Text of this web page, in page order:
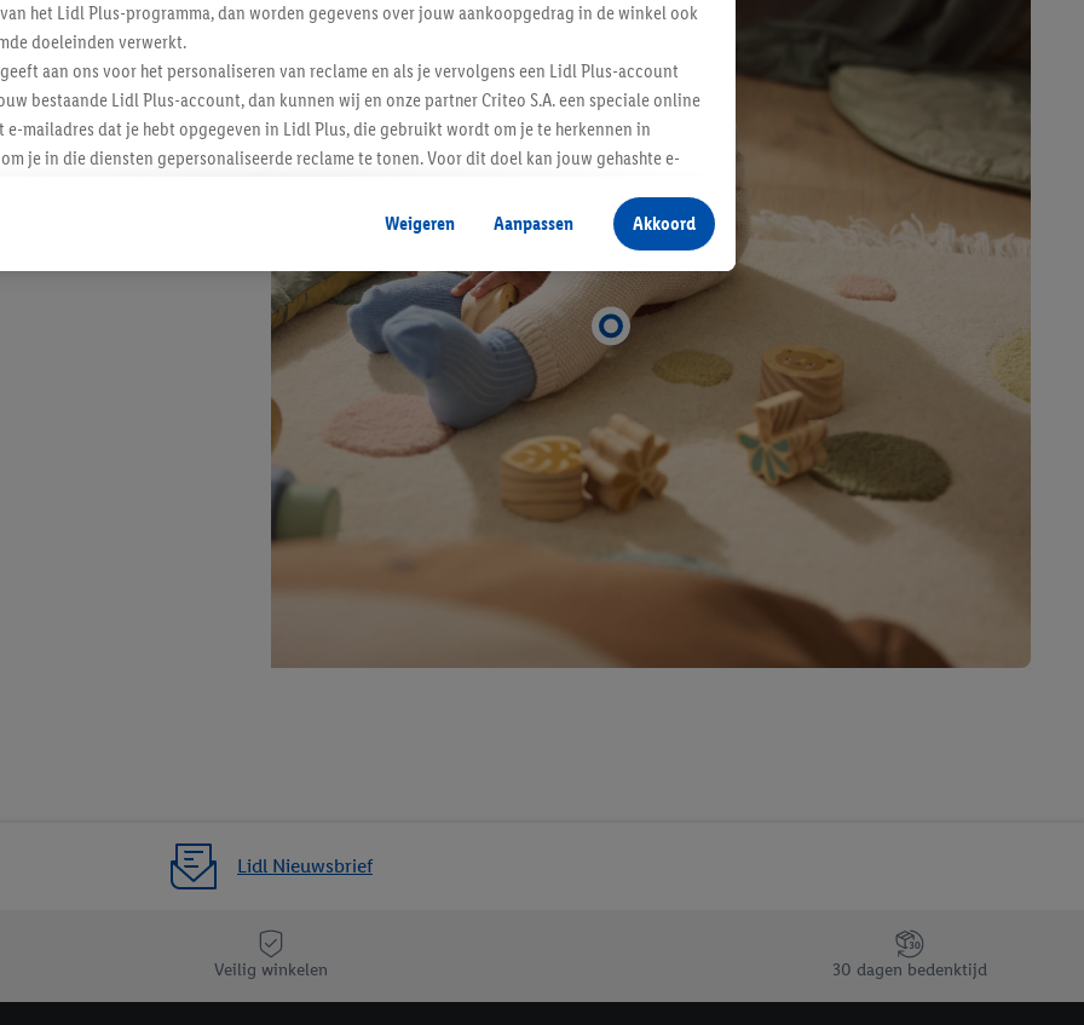
Lidl Nieuwsbrief
Veilig winkelen 30 dagen bedenktijd
het Lidl Plus-programma, dan worden gegevens over jouw aankoopgedrag in de winkel ook
doeleinden verwerkt.
aan ons voor het personaliseren van reclame en als je vervolgens een Lidl Plus-account
bestaande Lidl Plus-account, dan kunnen wij en onze partner Criteo S.A. een speciale online
mailadres dat je hebt opgegeven in Lidl Plus, die gebruikt wordt om je te herkennen in
je in die diensten gepersonaliseerde reclame te tonen. Voor dit doel kan jouw gehashte e-
geeft, dan kunnen retargeting advertenties worden weergegeven voor producten waarin je
(bijvoorbeeld door het product in een winkelmandje van een online winkel te plaatsen
De retargeting advertenties kunnen op verschillende eindapparaten en binnen verschillende
als verschillende eindapparaten en Lidl-diensten, met behulp van jouw gehashte e-
andere identifiers of met identifiers waarover Criteo S.A. beschikt, aan jou kunnen worden
je aangeven met welke cookies en vergelijkbare technieken en met welke
je instemt. Verder kan je er meer informatie vinden over de gegevensverwerking.
kies je voor de optie dat er enkel technisch noodzakelijke cookies en vergelijkbare
stem je in met alle verwerkingen voor alle bovengenoemde doeleinden. Meer informatie,
van de gegevens en je recht om jouw toestemming op elk gewenst moment in te
Je vindt de impressum voor de Lidl website hier.
Weigeren Aanpassen Akkoord